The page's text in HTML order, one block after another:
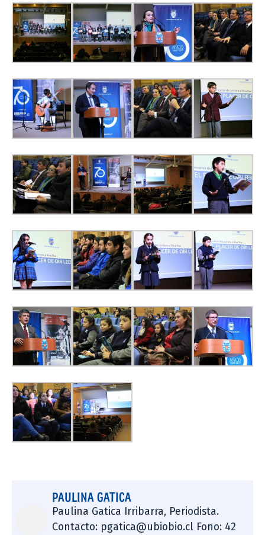
PAULINA GATICA
Paulina Gatica Irribarra, Periodista.
Contacto: pgatica@ubiobio.cl Fono: 42